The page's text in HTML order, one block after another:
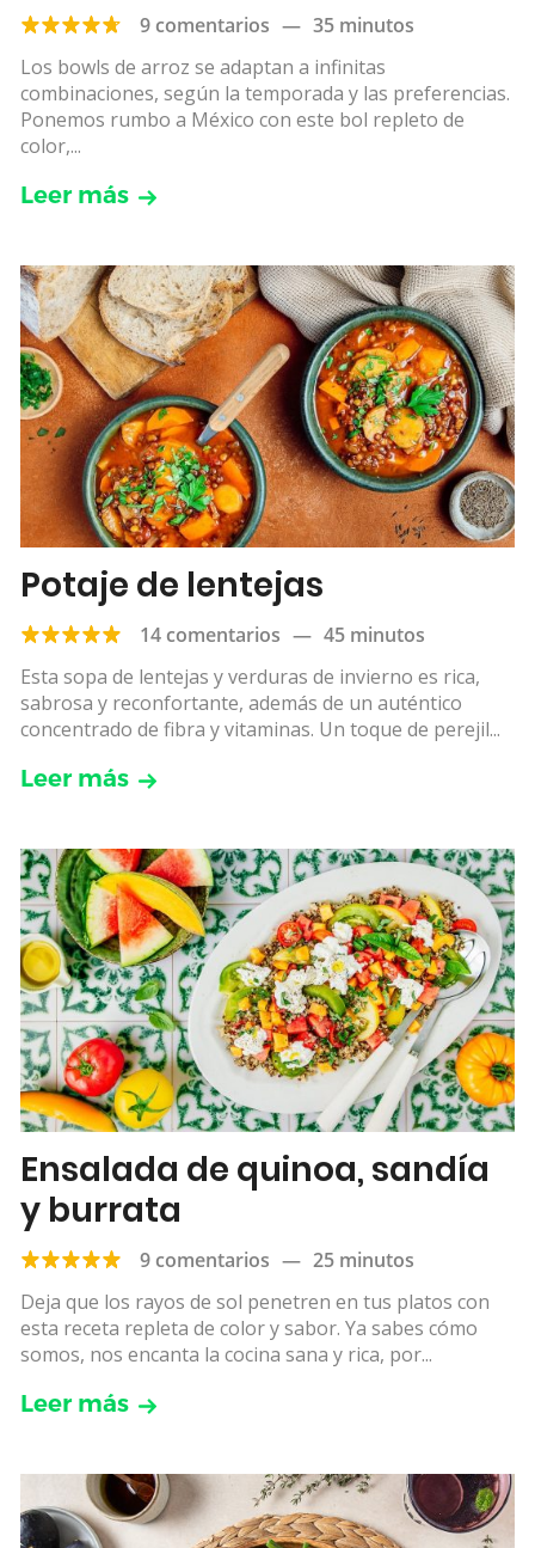
9 comentarios — 35 minutos
Los bowls de arroz se adaptan a infinitas
combinaciones, según la temporada y las preferencias.
Ponemos rumbo a México con este bol repleto de
color,...
Leer más
Potaje de lentejas
14 comentarios — 45 minutos
Esta sopa de lentejas y verduras de invierno es rica,
sabrosa y reconfortante, además de un auténtico
concentrado de fibra y vitaminas. Un toque de perejil...
Leer más
Ensalada de quinoa, sandía
y burrata
9 comentarios — 25 minutos
Deja que los rayos de sol penetren en tus platos con
esta receta repleta de color y sabor. Ya sabes cómo
somos, nos encanta la cocina sana y rica, por...
Leer más